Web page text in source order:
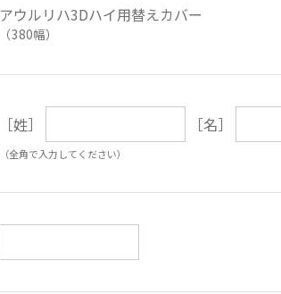
アウルリハ3Dハイ用替えカバー
（380幅）
［姓］ ［名］
（全角で入力してください）